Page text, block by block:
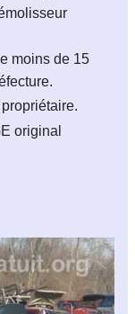
moins de 15
original